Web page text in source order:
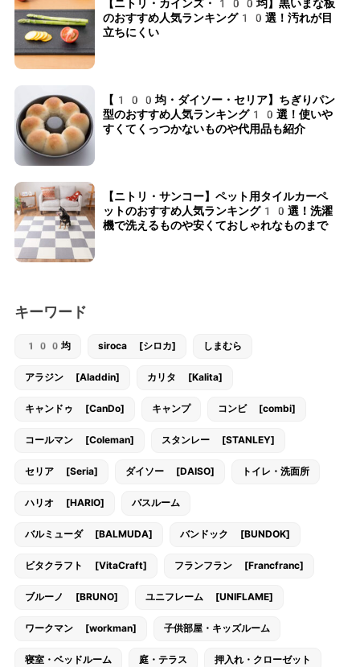
【ニトリ・カインズ・100均】黒いまな板
のおすすめ人気ランキング10選！汚れが目
立ちにくい
【100均・ダイソー・セリア】ちぎりパン
型のおすすめ人気ランキング10選！使いや
すくてくっつかないものや代用品も紹介
【ニトリ・サンコー】ペット用タイルカーペ
ットのおすすめ人気ランキング10選！洗濯
機で洗えるものや安くておしゃれなものまで
キーワード
100均 siroca [シロカ] しまむら
アラジン [Aladdin] カリタ [Kalita]
キャンドゥ [CanDo] キャンプ コンビ [combi]
コールマン [Coleman] スタンレー [STANLEY]
セリア [Seria] ダイソー [DAISO] トイレ・洗面所
ハリオ [HARIO] バスルーム
バルミューダ [BALMUDA] バンドック [BUNDOK]
ビタクラフト [VitaCraft] フランフラン [Francfranc]
ブルーノ [BRUNO] ユニフレーム [UNIFLAME]
ワークマン [workman] 子供部屋・キッズルーム
寝室・ベッドルーム 庭・テラス 押入れ・クローゼット